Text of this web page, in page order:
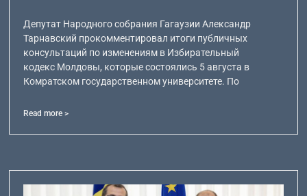
Депутат Народного собрания Гагаузии Александр
Тарнавский прокомментировал итоги публичных
консультаций по изменениям в Избирательный
кодекс Молдовы, которые состоялись 5 августа в
Комратском государственном университете. По
Read more >